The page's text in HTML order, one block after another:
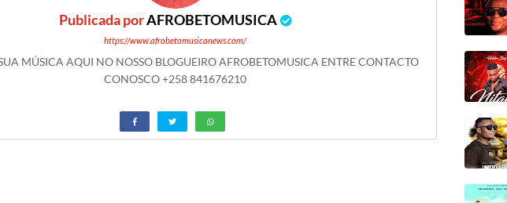
Publicada porAFROBETOMUSICA
https://www.afrobetomusicanews.com/
MÚSICA AQUI NO NOSSO BLOGUEIRO AFROBETOMUSICA ENTRE CONTACTO
CONOSCO +258 841676210